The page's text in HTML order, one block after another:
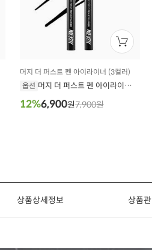
머지 더 퍼스트 펜 아이라이너 (3컬러)
옵션 머지 더 퍼스트 펜 아이라이너
12%6,900원7,900원
상품상세정보 상품